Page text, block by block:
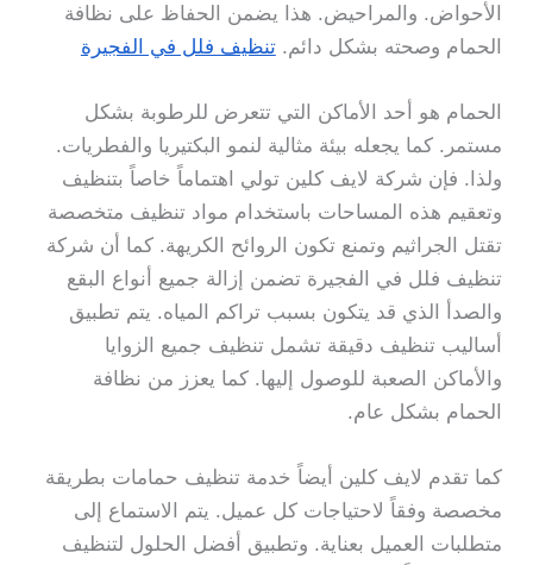
الأحواض. والمراحيض. هذا يضمن الحفاظ على نظافة
الحمام وصحته بشكل دائم.تنظيف فلل في الفجيرة
الحمام هو أحد الأماكن التي تتعرض للرطوبة بشكل
مستمر. كما يجعله بيئة مثالية لنمو البكتيريا والفطريات.
ولذا. فإن شركة لايف كلين تولي اهتماماً خاصاً بتنظيف
وتعقيم هذه المساحات باستخدام مواد تنظيف متخصصة
تقتل الجراثيم وتمنع تكون الروائح الكريهة. كما أن شركة
تنظيف فلل في الفجيرة تضمن إزالة جميع أنواع البقع
والصدأ الذي قد يتكون بسبب تراكم المياه. يتم تطبيق
أساليب تنظيف دقيقة تشمل تنظيف جميع الزوايا
والأماكن الصعبة للوصول إليها. كما يعزز من نظافة
الحمام بشكل عام.
كما تقدم لايف كلين أيضاً خدمة تنظيف حمامات بطريقة
مخصصة وفقاً لاحتياجات كل عميل. يتم الاستماع إلى
متطلبات العميل بعناية. وتطبيق أفضل الحلول لتنظيف